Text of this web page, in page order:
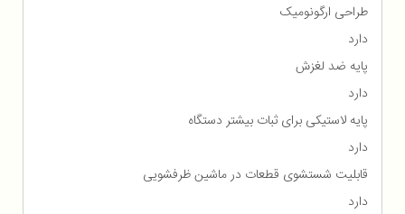
طراحی ارگونومیک
دارد
پایه ضد لغزش
دارد
پایه لاستیکی برای ثبات بیشتر دستگاه
دارد
قابلیت شستشوی قطعات در ماشین ظرفشویی
دارد